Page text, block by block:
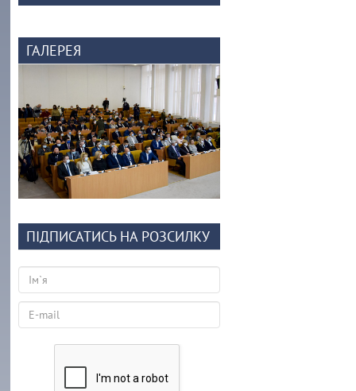
ГАЛЕРЕЯ
ПІДПИСАТИСЬ НА РОЗСИЛКУ